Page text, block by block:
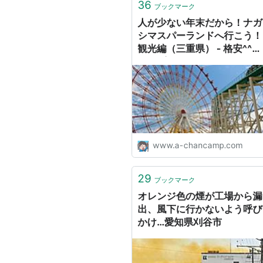
36 ブックマーク
人が少ない年末だから！ナガ
シマスパーランドへ行こう！
観光編（三重県） - 格安^^キ
www.a-chancamp.com
29 ブックマーク
オレンジ色の煙が工場から漏
出、風下に行かないよう呼び
かけ…愛知県刈谷市